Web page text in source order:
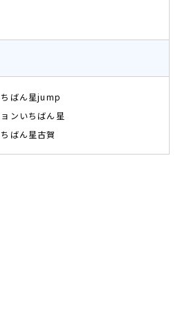
ちばん星jump
ンいちばん星
ばん星古賀​​​​​​​